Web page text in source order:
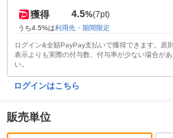
獲得 4.5%(7pt)
うち4.5%は利用先・期間限定
ログイン&全額PayPay支払いで獲得できます。原
表示よりも実際の付与数、付与率が少ない場合が
い。
ログインはこちら
販売単位